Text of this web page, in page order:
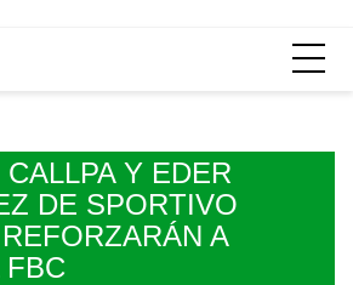
Y EDER
DE SPORTIVO
A
FBC